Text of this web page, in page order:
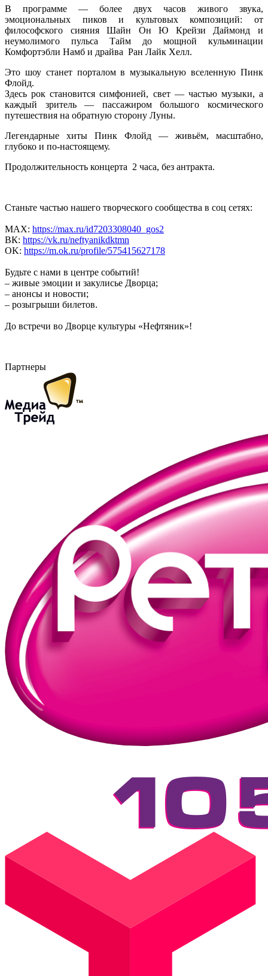
В программе — более двух часов живого звука,
эмоциональных пиков и культовых композиций: от
философского сияния Шайн Он Ю Крейзи Даймонд и
неумолимого пульса Тайм до мощной кульминации
Комфортэбли Намб и драйва Ран Лайк Хелл.
Это шоу станет порталом в музыкальную вселенную Пинк
Флойд.
Здесь рок становится симфонией, свет — частью музыки, а
каждый зритель — пассажиром большого космического
путешествия на обратную сторону Луны.
Легендарные хиты Пинк Флойд — живьём, масштабно,
глубоко и по-настоящему.
Продолжительность концерта 2 часа, без антракта.
Станьте частью нашего творческого сообщества в соц сетях:
MAX: https://max.ru/id7203308040_gos2
ВК: https://vk.ru/neftyanikdktmn
OK: https://m.ok.ru/profile/575415627178
Будьте с нами в центре событий!
– живые эмоции и закулисье Дворца;
– анонсы и новости;
– розыгрыши билетов.
До встречи во Дворце культуры «Нефтяник»!
Партнеры